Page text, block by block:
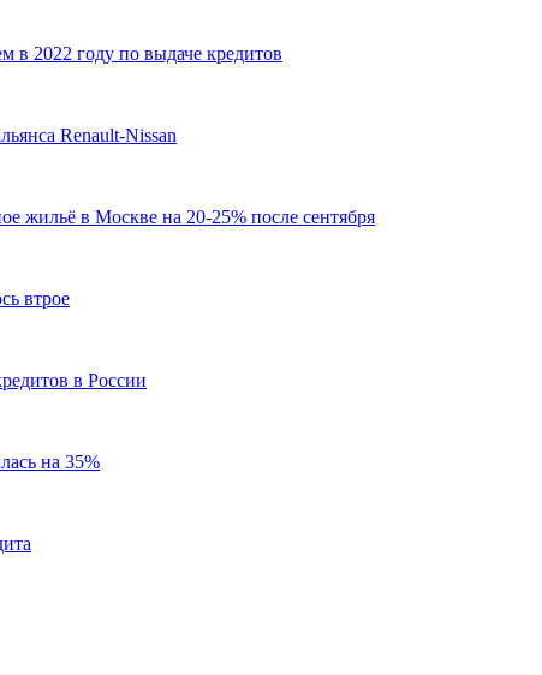
в 2022 году по выдаче кредитов
Renault-Nissan
жильё в Москве на 20-25% после сентября
втрое
в России
на 35%